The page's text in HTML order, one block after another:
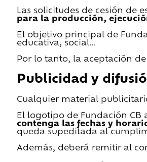
Las solicitudes de cesión de
para la producción,
El objetivo principal de
educativa, social…
Por lo tanto, la aceptación
Publicidad y
Cualquier material
El logotipo de Fundación
contenga las fechas y
queda supeditada al
Además, deberá remitir al